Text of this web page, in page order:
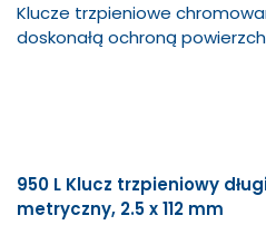
Klucze trzpieniowe
doskonałą ochroną
950 L Klucz trzpieniowy
metryczny, 2.5 x 112 mm